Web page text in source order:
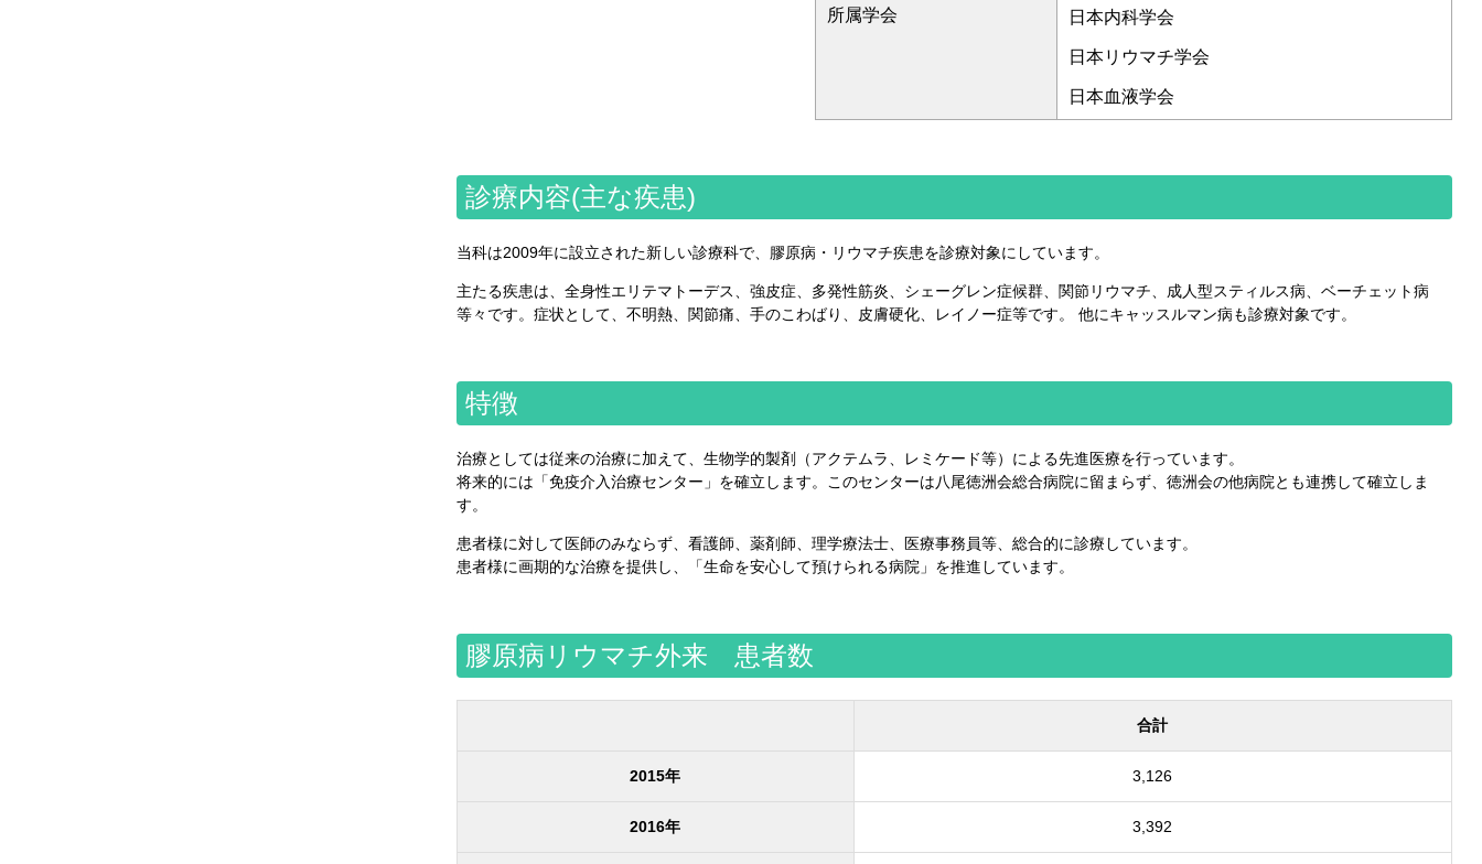
所属学会 日本内科学会
日本リウマチ学会
日本血液学会
診療内容(主な疾患)
当科は2009年に設立された新しい診療科で、膠原病・リウマチ疾患を診療対象にしています。
主たる疾患は、全身性エリテマトーデス、強皮症、多発性筋炎、シェーグレン症候群、関節リウマチ、成人型スティルス病、ベーチェット病
等々です。症状として、不明熱、関節痛、手のこわばり、皮膚硬化、レイノー症等です。 他にキャッスルマン病も診療対象です。
特徴
治療としては従来の治療に加えて、生物学的製剤（アクテムラ、レミケード等）による先進医療を行っています。
将来的には「免疫介入治療センター」を確立します。このセンターは八尾徳洲会総合病院に留まらず、徳洲会の他病院とも連携して確立しま
す。
患者様に対して医師のみならず、看護師、薬剤師、理学療法士、医療事務員等、総合的に診療しています。
患者様に画期的な治療を提供し、「生命を安心して預けられる病院」を推進しています。
膠原病リウマチ外来 患者数
合計
2015年 3,126
2016年 3,392